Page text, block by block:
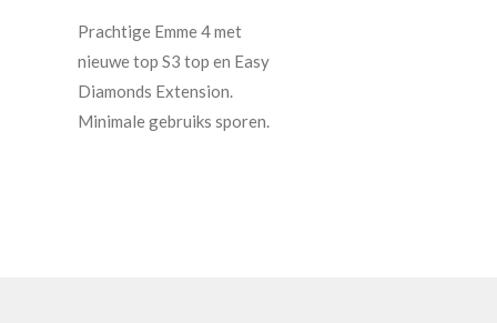
Prachtige Emme 4 met
nieuwe top S3 top en Easy
Diamonds Extension.
Minimale gebruiks sporen.